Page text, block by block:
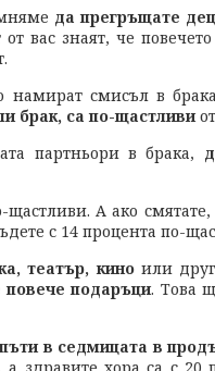
да прегръщате
вас знаят, че
намират смисъл в
брак, са по-щастливи
партньори в брака,
А ако смятате,
с 14 процента по-
театър, киноили
подаръци. Това
в седмицата в